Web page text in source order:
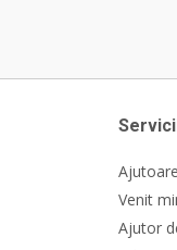
Venit
Ajutor